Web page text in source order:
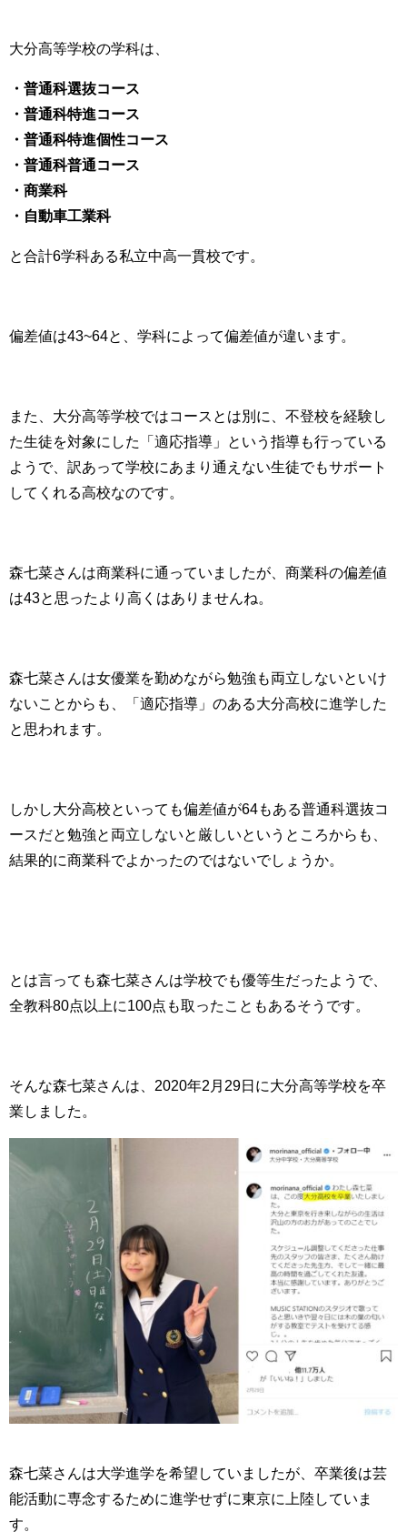
大分高等学校の学科は、
・普通科選抜コース
・普通科特進コース
・普通科特進個性コース
・普通科普通コース
・商業科
・自動車工業科
と合計6学科ある私立中高一貫校です。
偏差値は43~64と、学科によって偏差値が違います。
また、大分高等学校ではコースとは別に、不登校を経験し
た生徒を対象にした「適応指導」という指導も行っている
ようで、訳あって学校にあまり通えない生徒でもサポート
してくれる高校なのです。
森七菜さんは商業科に通っていましたが、商業科の偏差値
は43と思ったより高くはありませんね。
森七菜さんは女優業を勤めながら勉強も両立しないといけ
ないことからも、「適応指導」のある大分高校に進学した
と思われます。
しかし大分高校といっても偏差値が64もある普通科選抜コ
ースだと勉強と両立しないと厳しいというところからも、
結果的に商業科でよかったのではないでしょうか。
とは言っても森七菜さんは学校でも優等生だったようで、
全教科80点以上に100点も取ったこともあるそうです。
そんな森七菜さんは、2020年2月29日に大分高等学校を卒
業しました。
森七菜さんは大学進学を希望していましたが、卒業後は芸
能活動に専念するために進学せずに東京に上陸していま
す。